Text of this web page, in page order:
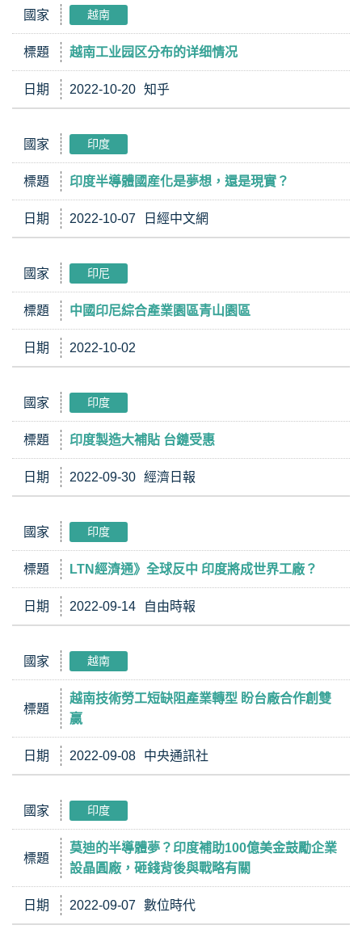
國家 越南
標題 越南工业园区分布的详细情况
日期 2022-10-20 知乎
國家 印度
標題 印度半導體國産化是夢想，還是現實？
日期 2022-10-07 日經中文網
國家 印尼
標題 中國印尼綜合產業園區青山園區
日期 2022-10-02
國家 印度
標題 印度製造大補貼 台鏈受惠
日期 2022-09-30 經濟日報
國家 印度
標題 LTN經濟通》全球反中 印度將成世界工廠？
日期 2022-09-14 自由時報
國家 越南
標題
越南技術勞工短缺阻產業轉型 盼台廠合作創雙
贏
日期 2022-09-08 中央通訊社
國家 印度
標題
莫迪的半導體夢？印度補助100億美金鼓勵企業
設晶圓廠，砸錢背後與戰略有關
日期 2022-09-07 數位時代